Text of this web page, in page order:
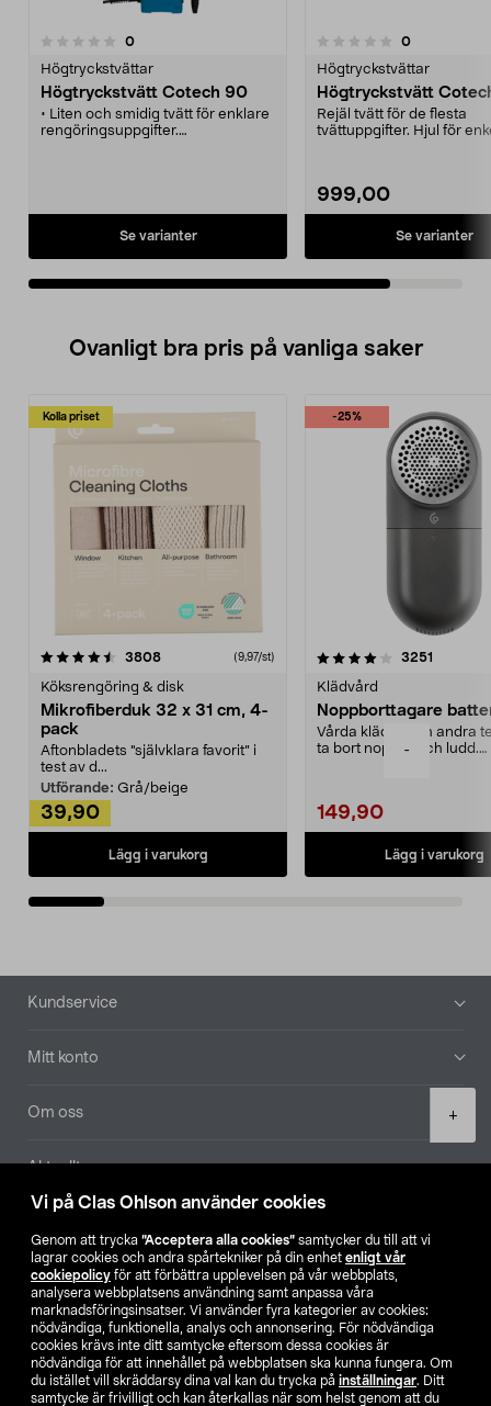
Vi på Clas Ohlson använder cookies
Genom att trycka ”Acceptera alla cookies” samtycker du till att vi
lagrar cookies och andra spårtekniker på din enhet enligt vår
cookiepolicy för att förbättra upplevelsen på vår webbplats,
analysera webbplatsens användning samt anpassa våra
marknadsföringsinsatser. Vi använder fyra kategorier av cookies:
nödvändiga, funktionella, analys och annonsering. För nödvändiga
cookies krävs inte ditt samtycke eftersom dessa cookies är
nödvändiga för att innehållet på webbplatsen ska kunna fungera. Om
du istället vill skräddarsy dina val kan du trycka på inställningar. Ditt
samtycke är frivilligt och kan återkallas när som helst genom att du
-
+
0recensioner
Högtryckstvättar
Högtryckstvätt Cotech 90
• Liten och smidig tvätt för enklare
rengöringsuppgifter.
Se varianter
0.0 av 5 stjärnor 0recensioner
Högtryckstvättar
Högtryckstvätt
Rejäl tvätt för de flesta
tvättuppgifter. Hjul för
999,00
Se varianter
Ovanligt bra pris på vanliga saker
Kolla priset
3808recensioner (9,97/st)
Köksrengöring & disk
Mikrofiberduk 32 x 31 cm, 4-
pack
Aftonbladets "självklara favorit” i
test av d...
Utförande: Grå/beige
39,90
Lägg i varukorg
-25%
4.0av 5 stjärnor 3251
Klädvård
Noppborttagare
Vårda kläder och andra
ta bort noppor och ludd.
149,90
Lägg i varukorg
4.5av 5 stjärnor
Sidfot
Kundservice
Mitt konto
Om oss
Aktuellt
Hitta butik
SE NO FI